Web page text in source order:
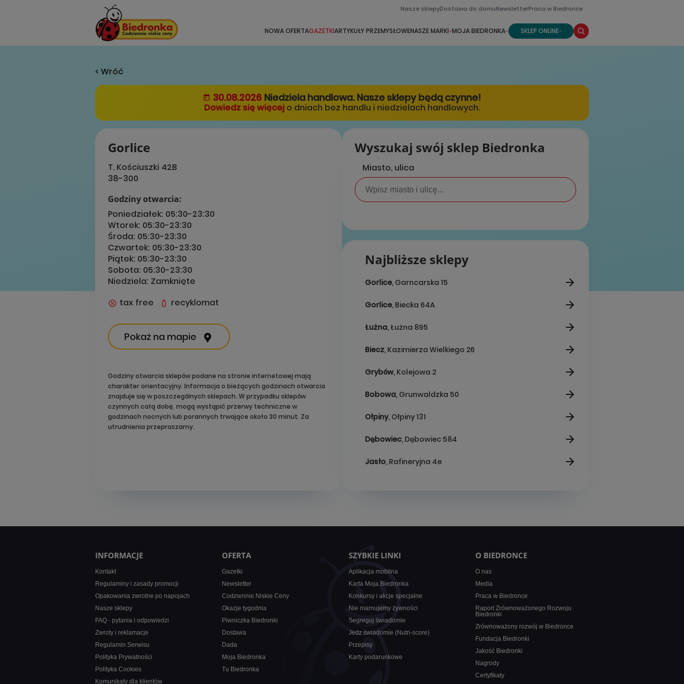
Nasze sklepyDostawa do domuNewsletterPraca w Biedronce
NOWA OFERTAGAZETKIARTYKUŁY PRZEMYSŁOWENASZE MARKI MOJA BIEDRONKA SKLEP ONLINE
< Wróć
30.08.2026 Niedziela handlowa. Nasze sklepy będą czynne!
Dowiedz się więcej o dniach bez handlu i niedzielach handlowych.
Gorlice
T. Kościuszki 42B
38-300
Godziny otwarcia:
Poniedziałek: 05:30-23:30
Wtorek: 05:30-23:30
Środa: 05:30-23:30
Czwartek: 05:30-23:30
Piątek: 05:30-23:30
Sobota: 05:30-23:30
Niedziela: Zamknięte
tax free
recyklomat
Pokaż na mapie
Godziny otwarcia sklepów podane na stronie internetowej mają
charakter orientacyjny. Informacja o bieżących godzinach otwarcia
znajduje się w poszczególnych sklepach. W przypadku sklepów
czynnych całą dobę, mogą wystąpić przerwy techniczne w
godzinach nocnych lub porannych trwające około 30 minut. Za
utrudnienia przepraszamy.
Wyszukaj swój sklep Biedronka
Miasto, ulica
Najbliższe sklepy
Gorlice, Garncarska 15
Gorlice, Biecka 64A
Łużna, Łużna 895
Biecz, Kazimierza Wielkiego 26
Grybów, Kolejowa 2
Bobowa, Grunwaldzka 50
Ołpiny, Ołpiny 131
Dębowiec, Dębowiec 584
Jasło, Rafineryjna 4e
INFORMACJE
Kontakt
Regulaminy i zasady promocji
Opakowania zwrotne po napojach
Nasze sklepy
FAQ - pytania i odpowiedzi
Zwroty i reklamacje
Regulamin Serwisu
Polityka Prywatności
Polityka Cookies
Komunikaty dla klientów
OFERTA
Gazetki
Newsletter
Codziennie Niskie Ceny
Okazje tygodnia
Piwniczka Biedronki
Dostawa
Dada
Moja Biedronka
Tu Biedronka
SZYBKIE LINKI
Aplikacja mobilna
Karta Moja Biedronka
Konkursy i akcje specjalne
Nie marnujemy żywności
Segreguj świadomie
Jedz świadomie (Nutri-score)
Przepisy
Karty podarunkowe
O BIEDRONCE
O nas
Media
Praca w Biedronce
Raport Zrównoważonego Rozwoju
Biedronki
Zrównoważony rozwój w Biedronce
Fundacja Biedronki
Jakość Biedronki
Nagrody
Certyfikaty